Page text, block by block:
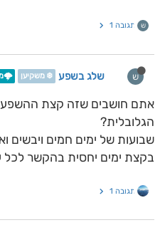
ש תגובה 1
ש שלג בשפע ❄️ משקיען
אתם חושבים שזה קצת
הגלובלית?
שבועות של ימים חמים
בקצת ימים יחסית בהקשר לכל
תגובה 1